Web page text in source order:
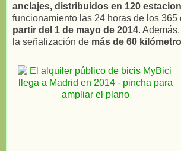
anclajes, distribuidos en 120
funcionamiento las 24 horas de los 365
partir del 1 de mayo de 2014.
la señalización de más de 60